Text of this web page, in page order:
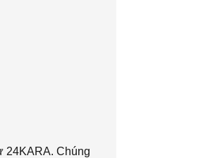
24KARA. Chúng